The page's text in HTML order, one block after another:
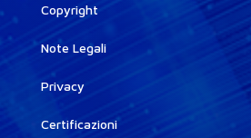
Copyright
Note Legali
Privacy
Certificazioni